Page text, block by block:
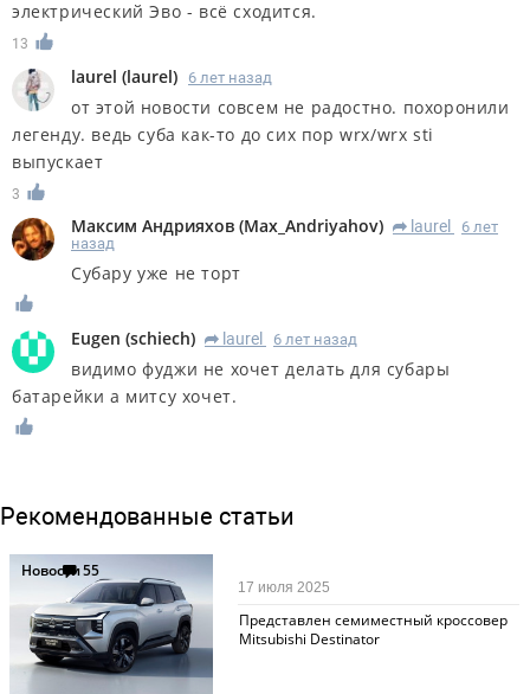
электрический Эво - всё сходится.
13
laurel (laurel) 6 лет назад
от этой новости совсем не радостно. похоронили
легенду. ведь суба как-то до сих пор wrx/wrx sti
выпускает
3
Максим Андрияхов (Max_Andriyahov) R laurel
6 лет
назад
Субару уже не торт
Eugen (schiech) R laurel 6 лет назад
видимо фуджи не хочет делать для субары
батарейки а митсу хочет.
Рекомендованные статьи
Новости55
Представлен семиместный кроссовер
Mitsubishi Destinator
17 июля 2025